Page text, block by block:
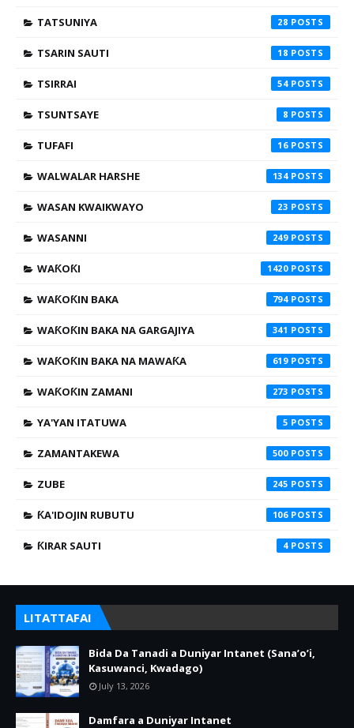
TATSUNIYA 28
TSARIN SAUTI 18
TSIRRAI 54
TSUNTSAYE 8
TUFAFI 16
WALWALAR HARSHE 134
WASAN KWAIKWAYO 23
WASANNI 249
WAƘOƘI 1420
WAƘOƘIN BAKA 794
WAƘOƘIN BAKA NA GARGAJIYA 341
WAƘOƘIN BAKA NA MAWAƘA 619
WAƘOƘIN ZAMANI 273
YA'YAN ITATUWA 5
ZAMANTAKEWA 500
ZUBE 245
ƘA'IDOJIN RUBUTU 106
ƘIRAR SAUTI 4
LITATTAFAI
Bida Da Tanadi a Duniyar Intanet (Sana’o’i,
Kasuwanci, Kwadago)
July 13, 2026
Damfara a Duniyar Intanet